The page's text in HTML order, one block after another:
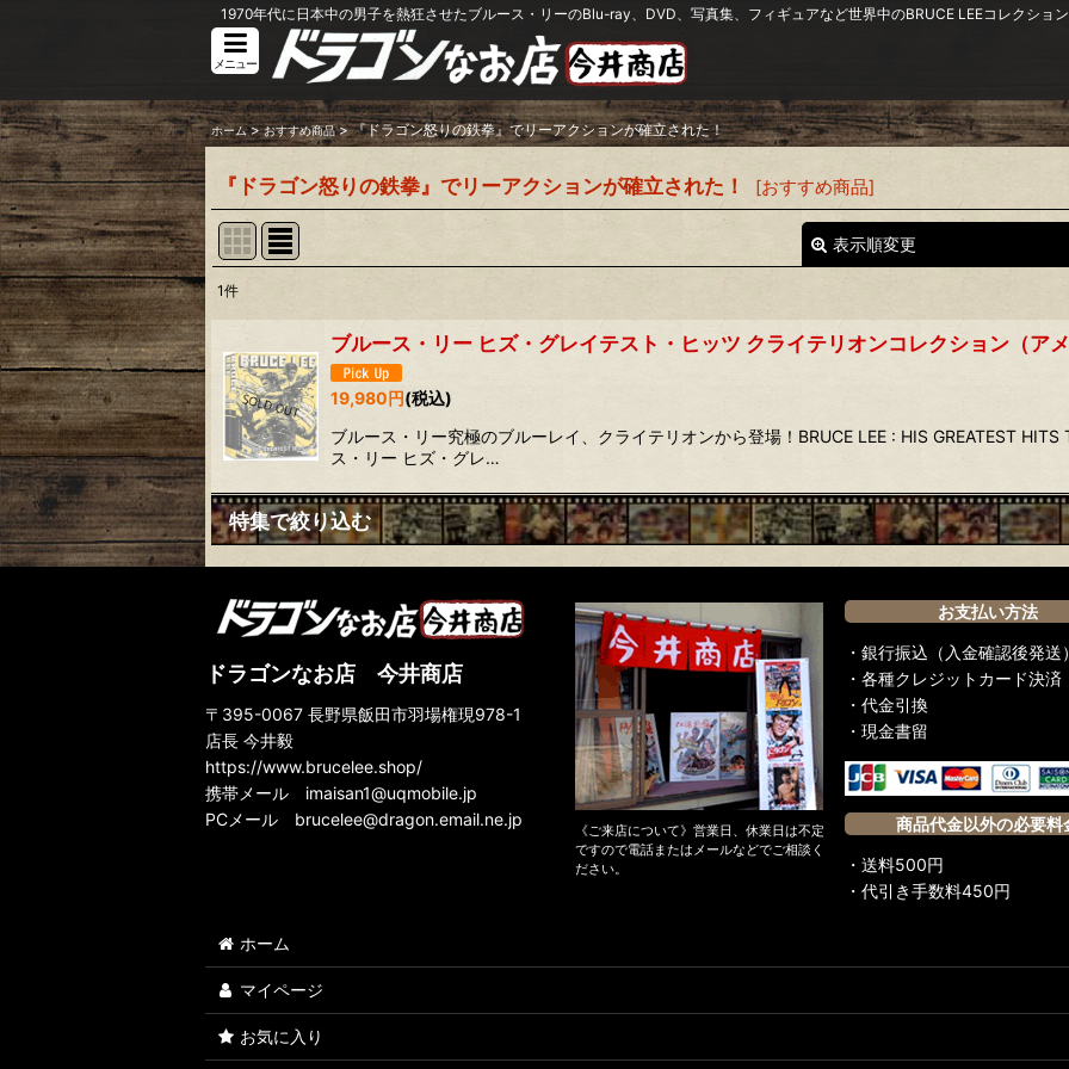
1970年代に日本中の男子を熱狂させたブルース・リーのBlu-ray、DVD、写真集、フィギュアなど世界中のBRUCE LEEコレクショ
メニュー
ホーム > おすすめ商品 > 『ドラゴン怒りの鉄拳』でリーアクションが確立された！
『ドラゴン怒りの鉄拳』でリーアクションが確立された！ [おすすめ商品]
表示順変更
並び順:
絞り込む
1件
ブルース・リー ヒズ・グレイテスト・ヒッツ クライテリオンコレクション（ア
19,980円(税込)
ブルース・リー究極のブルーレイ、クライテリオンから登場！BRUCE LEE : HIS GREATEST
ス・リー ヒズ・グレ…
特集で絞り込む
すべては『ドラゴン危機一発』から始まった！
『ドラゴン怒りの鉄拳』でリーアクションが確立された！
名作『ドラゴンへの道』はブルース・リー魂の傑作
『死亡遊戯』は永遠に終わらない死のゲームだ！
『グリーン・ホーネット』にも若き日のリーさんのリアルアクション満載！
ドラゴンなお店 今井商店
〒395-0067 長野県飯田市羽場権現978-1
店長 今井毅
https://www.brucelee.shop/
携帯メール imaisan1@uqmobile.jp
PCメール brucelee@dragon.email.ne.jp
《ご来店について》営業日、休業日は不定
ですので電話またはメールなどでご相談く
ださい。
お支払い方法
・銀行振込（入金確認後発送
・各種クレジットカード決済
・代金引換
・現金書留
商品代金以外の必要料
・送料500円
・代引き手数料450円
ホーム
マイページ
お気に入り